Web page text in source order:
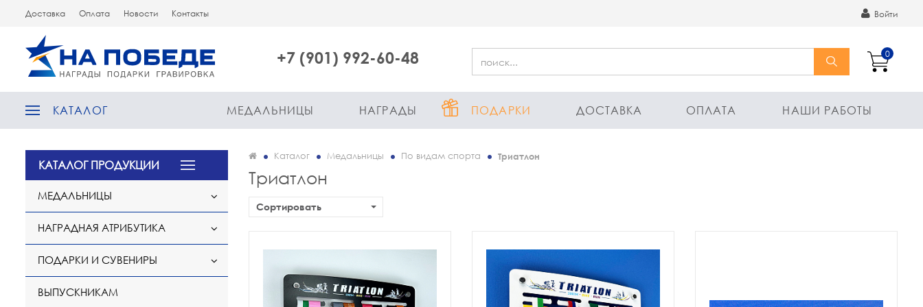
Доставка Оплата Новости Контакты Войти
+7 (901) 992-60-48 0
КАТАЛОГ МЕДАЛЬНИЦЫ НАГРАДЫ ПОДАРКИ ДОСТАВКА ОПЛАТА НАШИ РАБОТЫ
КАТАЛОГ ПРОДУКЦИИ
МЕДАЛЬНИЦЫ
НАГРАДНАЯ АТРИБУТИКА
ПОДАРКИ И СУВЕНИРЫ
ВЫПУСКНИКАМ
Каталог Медальницы По видам спорта Триатлон
Триатлон
Сортировать